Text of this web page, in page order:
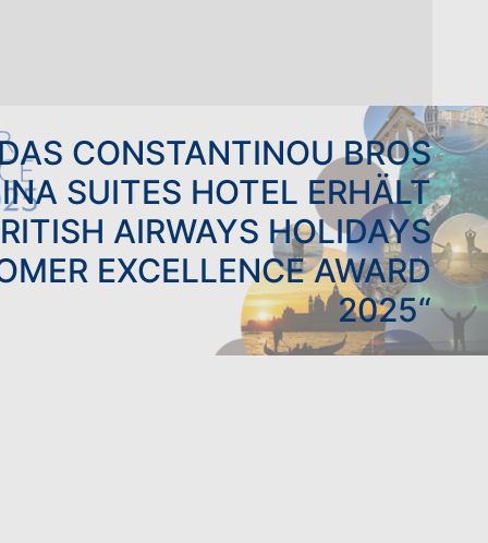
CONSTANTINOU BROS
SUITES HOTEL ERHÄLT
AIRWAYS HOLIDAYS
EXCELLENCE AWARD
2025“